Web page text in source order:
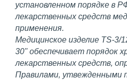
установленном порядке в
лекарственных средств
применения.
Медицинское изделие TS-3/
30" обеспечивает порядок
лекарственных средств,
Правилами, утвежденными